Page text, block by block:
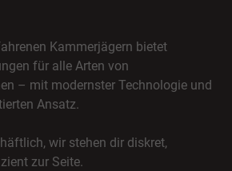
Kammerjägern bietet
für alle Arten von
– mit modernster Technologie und
Ansatz.
wir stehen dir diskret,
zur Seite.